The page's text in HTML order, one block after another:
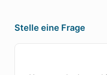
Stelle eine Frage